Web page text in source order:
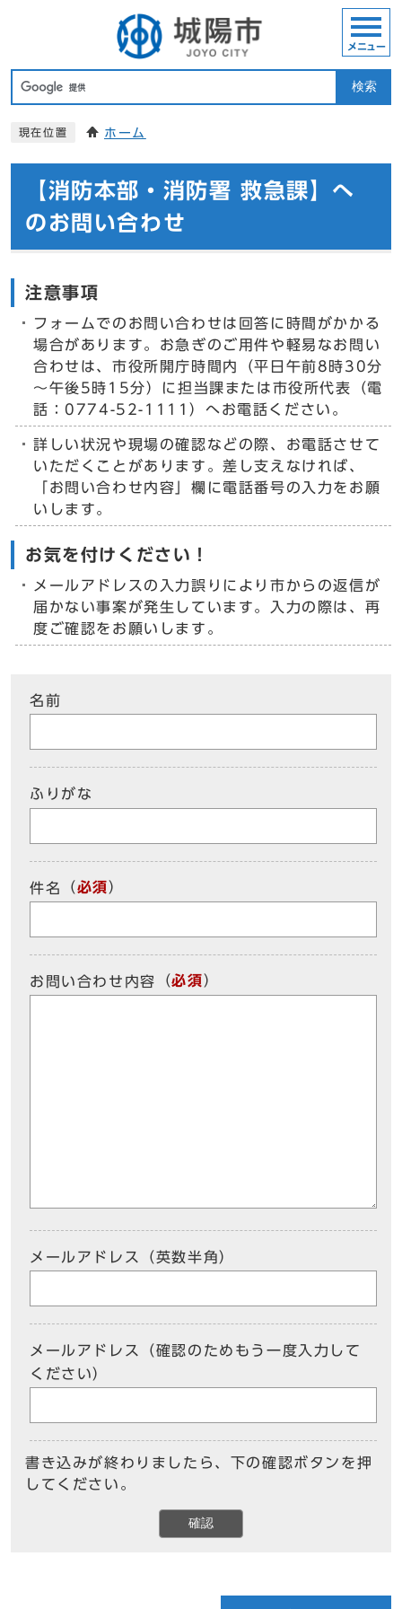
検索
メニュー
現在位置 ホーム
【消防本部・消防署 救急課】へ
のお問い合わせ
注意事項
フォームでのお問い合わせは回答に時間がかかる
場合があります。お急ぎのご用件や軽易なお問い
合わせは、市役所開庁時間内（平日午前8時30分
～午後5時15分）に担当課または市役所代表（電
話：0774-52-1111）へお電話ください。
詳しい状況や現場の確認などの際、お電話させて
いただくことがあります。差し支えなければ、
「お問い合わせ内容」欄に電話番号の入力をお願
いします。
お気を付けください！
メールアドレスの入力誤りにより市からの返信が
届かない事案が発生しています。入力の際は、再
度ご確認をお願いします。
名前
ふりがな
件名 （必須）
お問い合わせ内容 （必須）
メールアドレス（英数半角）
メールアドレス（確認のためもう一度入力して
ください）
書き込みが終わりましたら、下の確認ボタンを押
してください。
確認